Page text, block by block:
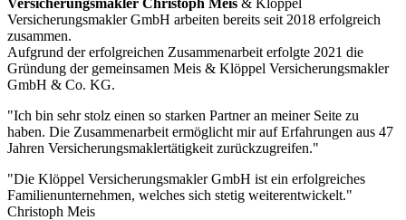
Versicherungsmakler GmbH arbeiten bereits seit 2018 erfolgreich
zusammen.
Aufgrund der erfolgreichen Zusammenarbeit erfolgte 2021 die
Gründung der gemeinsamen Meis & Klöppel Versicherungsmakler
GmbH & Co. KG.
"Ich bin sehr stolz einen so starken Partner an meiner Seite zu
haben. Die Zusammenarbeit ermöglicht mir auf Erfahrungen aus 47
Jahren Versicherungsmaklertätigkeit zurückzugreifen."
"Die Klöppel Versicherungsmakler GmbH ist ein erfolgreiches
Familienunternehmen, welches sich stetig weiterentwickelt."
Christoph Meis